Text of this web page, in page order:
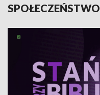
SPOŁECZEŃSTWO